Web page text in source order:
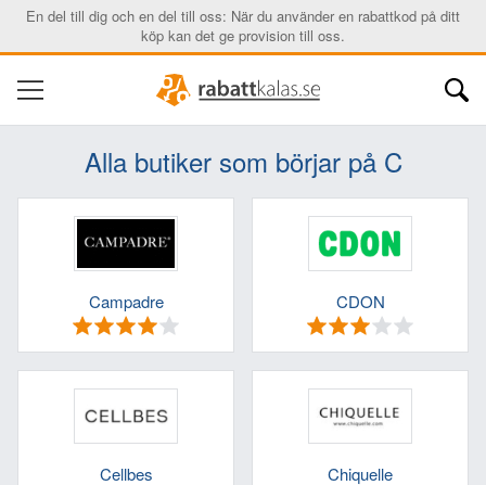
En del till dig och en del till oss: När du använder en rabattkod på ditt
köp kan det ge provision till oss.
Alla butiker som börjar på C
Campadre CDON
Cellbes Chiquelle